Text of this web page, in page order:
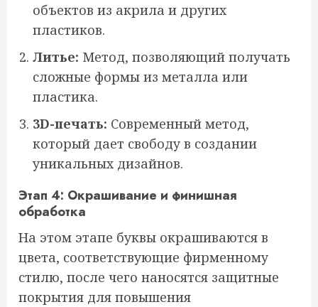
объектов из акрила и других
пластиков.
Литье: Метод, позволяющий получать
сложные формы из металла или
пластика.
3D-печать: Современный метод,
который дает свободу в создании
уникальных дизайнов.
Этап 4: Окрашивание и финишная
обработка
На этом этапе буквы окрашиваются в
цвета, соответствующие фирменному
стилю, после чего наносятся защитные
покрытия для повышения